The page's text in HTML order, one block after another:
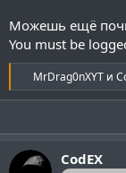
Можешь ещё
You must be
Р
е
а
ц
и
и
MrDrag0nXYT и
CodEX